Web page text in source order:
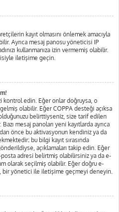
kayıt olmasını önlemek amacıyla
Ayrıca mesaj panosu yöneticisi IP
kullanmanıza izin vermemiş olabilir.
iletişime geçin.
kontrol edin. Eğer onlar doğruysa, o
olabilir. Eğer COPPA desteği açıksa
olduğunuzu belirttiyseniz, size tarif edilen
mesaj panoları yeni kayıtlarda ayrıca
önce bu aktivasyonun kendiniz ya da
bu bilgi kayıt sırasında
açıklamaları takip edin. Eğer
posta adresi belirtmiş olabilirsiniz ya da e-
olarak seçilmiş olabilir. Eğer doğru e-
yönetici ile iletişime geçmeyi deneyin.